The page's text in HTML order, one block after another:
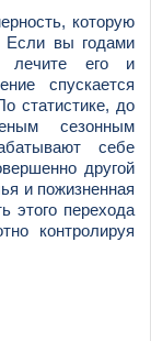
которую
Если вы годами
лечите его и
спускается
статистике, до
сезонным
себе
другой
и пожизненная
этого перехода
контролируя